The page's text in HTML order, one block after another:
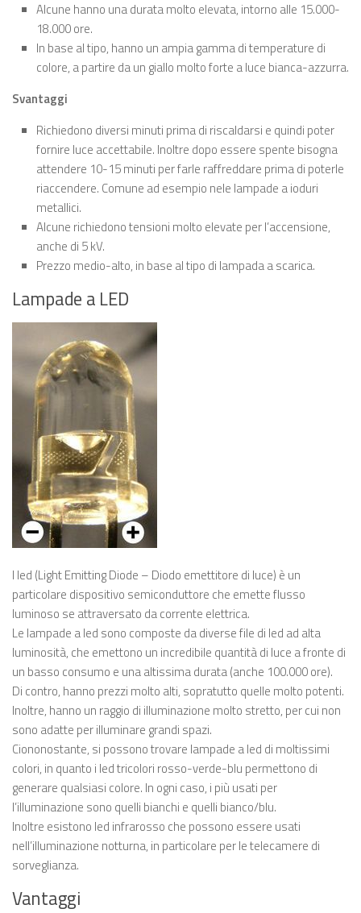
Alcune hanno una durata molto elevata, intorno alle 15.000-
18.000 ore.
In base al tipo, hanno un ampia gamma di temperature di
colore, a partire da un giallo molto forte a luce bianca-azzurra.
Svantaggi
Richiedono diversi minuti prima di riscaldarsi e quindi poter
fornire luce accettabile. Inoltre dopo essere spente bisogna
attendere 10-15 minuti per farle raffreddare prima di poterle
riaccendere. Comune ad esempio nele lampade a ioduri
metallici.
Alcune richiedono tensioni molto elevate per l’accensione,
anche di 5 kV.
Prezzo medio-alto, in base al tipo di lampada a scarica.
Lampade a LED
I led (Light Emitting Diode – Diodo emettitore di luce) è un
particolare dispositivo semiconduttore che emette flusso
luminoso se attraversato da corrente elettrica.
Le lampade a led sono composte da diverse file di led ad alta
luminosità, che emettono un incredibile quantità di luce a fronte di
un basso consumo e una altissima durata (anche 100.000 ore).
Di contro, hanno prezzi molto alti, sopratutto quelle molto potenti.
Inoltre, hanno un raggio di illuminazione molto stretto, per cui non
sono adatte per illuminare grandi spazi.
Ciononostante, si possono trovare lampade a led di moltissimi
colori, in quanto i led tricolori rosso-verde-blu permettono di
generare qualsiasi colore. In ogni caso, i più usati per
l’illuminazione sono quelli bianchi e quelli bianco/blu.
Inoltre esistono led infrarosso che possono essere usati
nell’illuminazione notturna, in particolare per le telecamere di
sorveglianza.
Vantaggi